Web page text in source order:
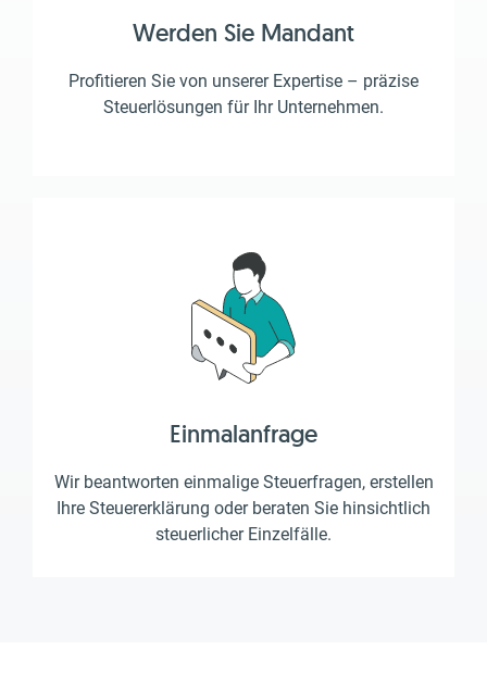
Werden Sie Mandant
Profitieren Sie von unserer Expertise – präzise
Steuerlösungen für Ihr Unternehmen.
Einmalanfrage
Wir beantworten einmalige Steuerfragen, erstellen
Ihre Steuererklärung oder beraten Sie hinsichtlich
steuerlicher Einzelfälle.